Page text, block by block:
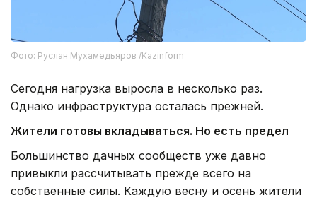
Фото: Руслан Мухамедьяров /Kazinform
Сегодня нагрузка выросла в несколько раз.
Однако инфраструктура осталась прежней.
Жители готовы вкладываться. Но есть предел
Большинство дачных сообществ уже давно
привыкли рассчитывать прежде всего на
собственные силы. Каждую весну и осень жители